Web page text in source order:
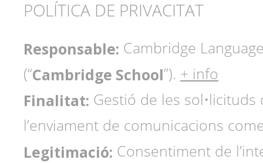
POLÍTICA DE PRIVACITAT
Responsable: Cambridge
(“Cambridge School”). + info
Finalitat: Gestió de les sol•licituds
l’enviament de comunicacions
Legitimació: Consentiment de